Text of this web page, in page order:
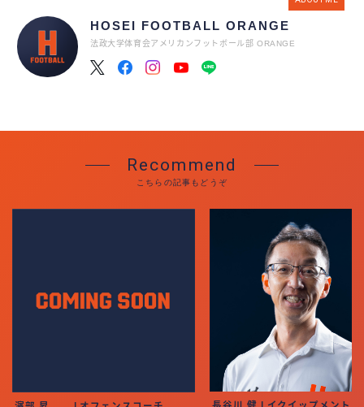
ORANGE TIMES
ACCESS
HOSEI FOOTBALL ORANGE
法政大学体育会アメリカンフットボール部 ORANGE
Recommend
こちらの記事もどうぞ